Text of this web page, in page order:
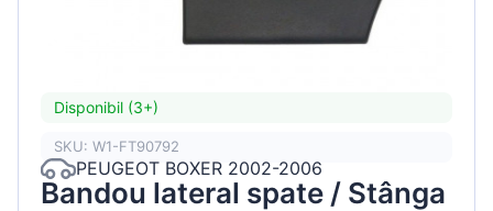
Disponibil (3+)
SKU: W1-FT90792
PEUGEOT BOXER 2002-2006
Bandou lateral spate / Stânga